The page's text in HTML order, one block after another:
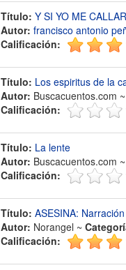
Título: Y SI YO ME
Autor: francisco antonio
Calificación:
Título: Los espiritus de la
Autor: Buscacuentos.com ~
Calificación:
Título: La lente
Autor: Buscacuentos.com ~
Calificación:
Título: ASESINA:
Autor: Norangel ~
Calificación: